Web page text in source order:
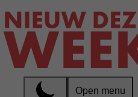
Open menu